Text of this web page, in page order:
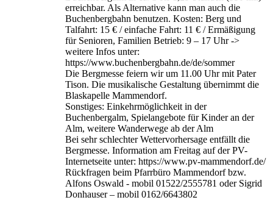
erreichbar. Als Alternative kann man auch die
Buchenbergbahn benutzen. Kosten: Berg und
Talfahrt: 15 € / einfache Fahrt: 11 € / Ermäßigung
für Senioren, Familien Betrieb: 9 – 17 Uhr ->
weitere Infos unter:
https://www.buchenbergbahn.de/de/sommer
Die Bergmesse feiern wir um 11.00 Uhr mit Pater
Tison. Die musikalische Gestaltung übernimmt die
Blaskapelle Mammendorf.
Sonstiges: Einkehrmöglichkeit in der
Buchenbergalm, Spielangebote für Kinder an der
Alm, weitere Wanderwege ab der Alm
Bei sehr schlechter Wettervorhersage entfällt die
Bergmesse. Information am Freitag auf der PV-
Internetseite unter: https://www.pv-mammendorf.de/
Rückfragen beim Pfarrbüro Mammendorf bzw.
Alfons Oswald - mobil 01522/2555781 oder Sigrid
Donhauser – mobil 0162/6643802